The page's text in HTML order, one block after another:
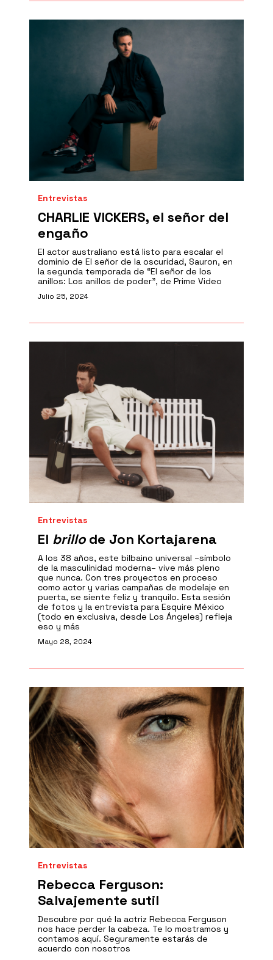
Entrevistas
CHARLIE VICKERS, el señor del
engaño
El actor australiano está listo para escalar el
dominio de El señor de la oscuridad, Sauron, en
la segunda temporada de “El señor de los
anillos: Los anillos de poder”, de Prime Video
Julio 25, 2024
Entrevistas
El brillode Jon Kortajarena
A los 38 años, este bilbaino universal –símbolo
de la masculinidad moderna– vive más pleno
que nunca. Con tres proyectos en proceso
como actor y varias campañas de modelaje en
puerta, se siente feliz y tranquilo. Esta sesión
de fotos y la entrevista para Esquire México
(todo en exclusiva, desde Los Ángeles) refleja
eso y más
Mayo 28, 2024
Entrevistas
Rebecca Ferguson:
Salvajemente sutil
Descubre por qué la actriz Rebecca Ferguson
nos hace perder la cabeza. Te lo mostramos y
contamos aquí. Seguramente estarás de
acuerdo con nosotros